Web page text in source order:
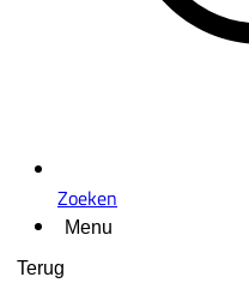
Zoeken
Menu
Terug